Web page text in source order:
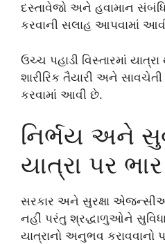
દસ્તાવેજો અને હવામાન
કરવાની સલાહ આપવામાં
ઉચ્ચ પહાડી વિસ્તારમાં
શારીરિક તૈયારી અને
કરવામાં આવી છે.
નિર્ભય અને
યાત્રા પર ભાર
સરકાર અને સુરક્ષા
નહીં પરંતુ શ્રદ્ધાળુઓને
યાત્રાનો અનુભવ